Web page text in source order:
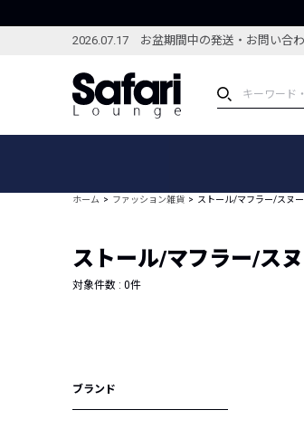
2026.07.17 お盆期間中の発送・お問い合
ブランドから探す
新着アイテム
編集部のおすすめアイテム
ホーム ファッション雑貨 ストール/マフラー/スヌ
ストール/マフラー/ス
対象件数 : 0件
ブランド